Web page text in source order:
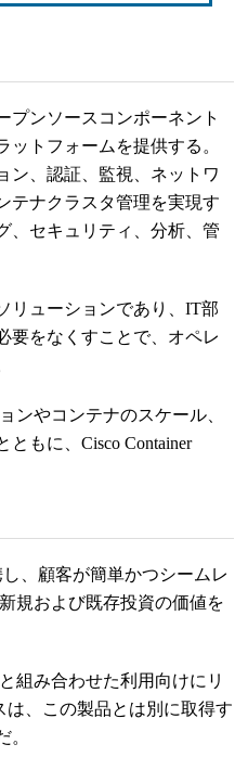
プンソースコンポーネント
トフォームを提供する。
ン、認証、監視、ネットワ
テナクラスタ管理を実現す
、セキュリティ、分析、管
リューションであり、IT部
要をなくすことで、オペレ
ンやコンテナのスケール、
もに、Cisco Container
し、顧客が簡単かつシームレ
規および既存投資の価値を
組み合わせた利用向けにリ
、この製品とは別に取得す
。